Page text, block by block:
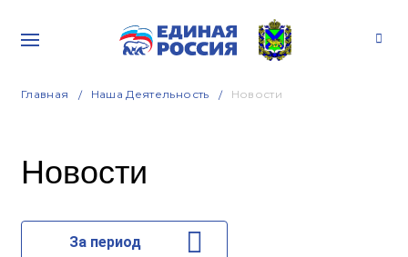
Главная Наша Деятельность Новости
Новости
За период